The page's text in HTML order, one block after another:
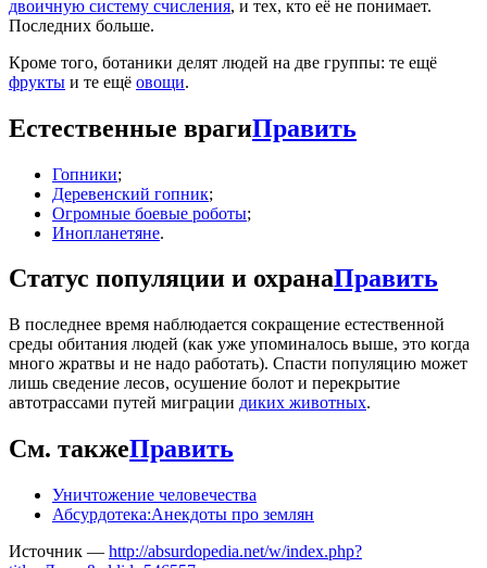
двоичную систему счисления, и тех, кто её не понимает.
Последних больше.
Кроме того, ботаники делят людей на две группы: те ещё
фрукты и те ещё овощи.
Естественные врагиПравить
Гопники;
Деревенский гопник;
Огромные боевые роботы;
Инопланетяне.
Статус популяции и охранаПравить
В последнее время наблюдается сокращение естественной
среды обитания людей (как уже упоминалось выше, это когда
много жратвы и не надо работать). Спасти популяцию может
лишь сведение лесов, осушение болот и перекрытие
автотрассами путей миграции диких животных.
См. такжеПравить
Уничтожение человечества
Абсурдотека:Анекдоты про землян
Источник — http://absurdopedia.net/w/index.php?